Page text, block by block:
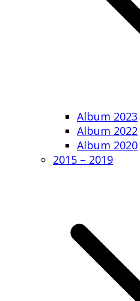
Album 2023
Album 2022
Album 2020
2015 – 2019